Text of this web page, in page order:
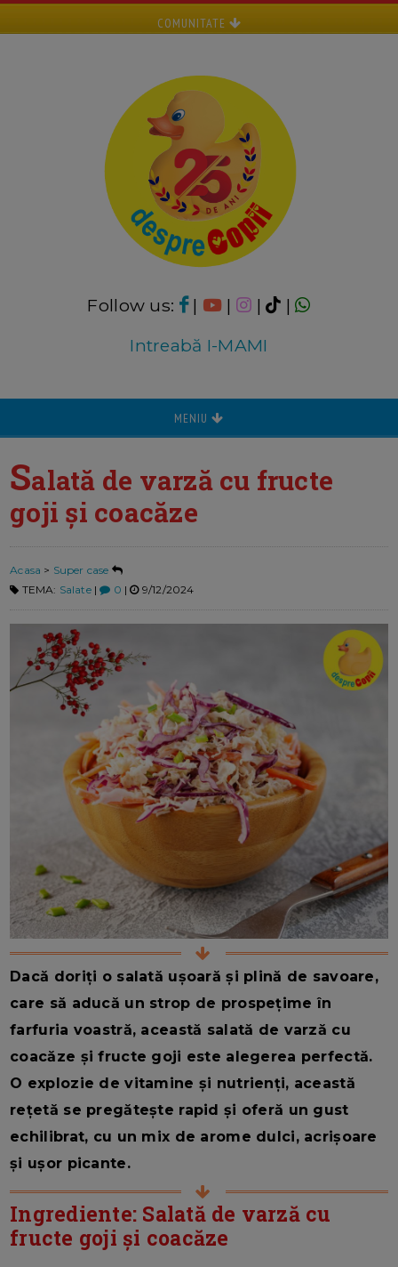
COMUNITATE
Follow us: | | |
|
Intreabă I-MAMI
MENIU
Salată de varză cu fructe
goji și coacăze
Acasa > Super case
TEMA: Salate| 0 | 9/12/2024
Dacă doriți o salată ușoară și plină de savoare,
care să aducă un strop de prospețime în
farfuria voastră, această salată de varză cu
coacăze și fructe goji este alegerea perfectă.
O explozie de vitamine și nutrienți, această
rețetă se pregătește rapid și oferă un gust
echilibrat, cu un mix de arome dulci, acrișoare
și ușor picante.
Ingrediente: Salată de varză cu
fructe goji și coacăze